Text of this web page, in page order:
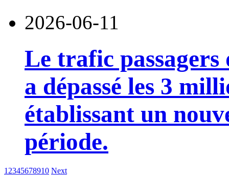
2026-06-11
Le trafic passagers
a dépassé les 3
établissant un
période.
1 2345678910 Next